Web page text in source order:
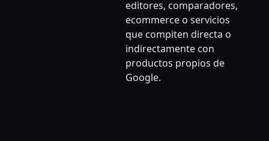
editores, comparadores,
ecommerce o servicios
que compiten directa o
indirectamente con
productos propios de
Google.